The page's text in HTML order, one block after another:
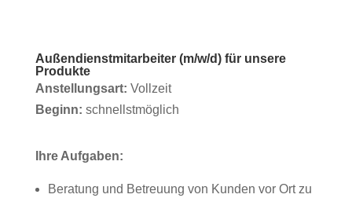
Außendienstmitarbeiter (m/w/d) für unsere
Produkte
Anstellungsart: Vollzeit
Beginn: schnellstmöglich
Ihre Aufgaben:
Beratung und Betreuung von Kunden vor Ort zu